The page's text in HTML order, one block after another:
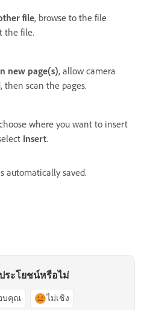
file, browse to the file
the file.
new page(s), allow camera
then scan the pages.
where you want to insert
Insert.
automatically saved.
ระโยชน์หรือไม่
บคุณ ไม่เชิง